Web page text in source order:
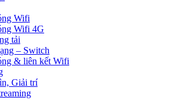
Wifi
Wifi 4G
tải
– Switch
& liên kết Wifi
Giải trí